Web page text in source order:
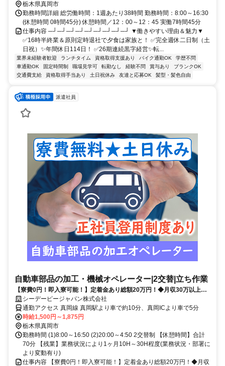
栃木県真岡市
勤務時間詳細 総労働時間：1週あたり38時間 勤務時間：8:00～16:30
(休憩時間 0時間45分) 休憩時間／12：00～12：45 実働7時間45分
仕事内容 ─┘─┘─┘─┘─┘─┘─┘─┘─┘ ▼働きやすい理由＆魅力▼
✅16時半終業＆原則定時退社で夕食は家族と！ ✅完全週休二日制（土
日祝）✨年間休日114日！ ✅26期連続黒字経営✨転...
業界未経験者歓迎 ランチタイム 資格取得支援あり バイク通勤OK
学歴不問
車通勤OK
固定時間制 職場見学可 転勤なし 経験不問 賞与あり
ブランクOK
交通費支給
資格取得手当あり 土日祝休み 友達と応募OK 髪型・髪色自由
派遣社員
自動車部品の加工・機械オペレーター|2交替|立ち作業
【寮費0円！即入寮可能！】定着金あり総額20万円！◆月収30万以上可
能◆◇簡単作業なので未経験でも安心！◇
シーデーピージャパン株式会社
通勤アクセス 真岡線 真岡駅より車で約10分、真岡ICより車で5分
時給1,500円～1,875円
栃木県真岡市
勤務時間 (1)8:00～16:50 (2)20:00～4:50 2交替制 【休憩時間】合計
70分 【残業】業務状況により1ヶ月10H～30H程度(業務状況・部署に
より変動有り)
仕事内容 【寮費0円！即入寮可能！】定着金あり総額20万円！◆月収